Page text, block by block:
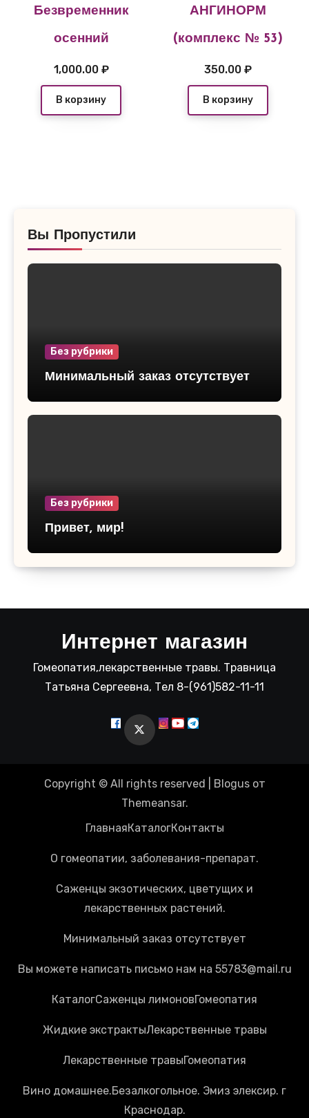
Безвременник
осенний
1,000.00 ₽
В корзину
АНГИНОРМ
(комплекс № 53)
350.00 ₽
В корзину
Вы Пропустили
Без рубрики
Минимальный заказ отсутствует
Без рубрики
Привет, мир!
Интернет магазин
Гомеопатия,лекарственные травы. Травница
Татьяна Сергеевна, Тел 8-(961)582-11-11
Copyright © All rights reserved Blogusот
Themeansar.
ГлавнаяКаталогКонтакты
О гомеопатии, заболевания-препарат.
Саженцы экзотических, цветущих и
лекарственных растений.
Минимальный заказ отсутствует
Вы можете написать письмо нам на 55783@mail.ru
КаталогCаженцы лимоновГомеопатия
Жидкие экстрактыЛекарственные травы
Лекарственные травыГомеопатия
Вино домашнее.Безалкогольное. Эмиз элексир. г
Краснодар.